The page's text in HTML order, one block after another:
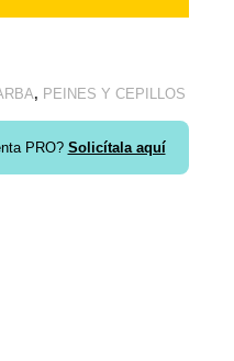
, PEINES Y CEPILLOS
PRO? Solicítala aquí